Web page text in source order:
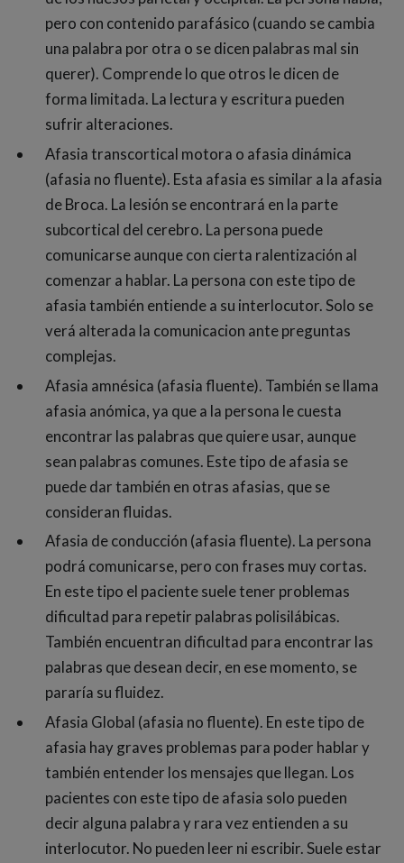
pero con contenido parafásico (cuando se cambia
una palabra por otra o se dicen palabras mal sin
querer). Comprende lo que otros le dicen de
forma limitada. La lectura y escritura pueden
sufrir alteraciones.
Afasia transcortical motora o afasia dinámica
(afasia no fluente). Esta afasia es similar a la afasia
de Broca. La lesión se encontrará en la parte
subcortical del cerebro. La persona puede
comunicarse aunque con cierta ralentización al
comenzar a hablar. La persona con este tipo de
afasia también entiende a su interlocutor. Solo se
verá alterada la comunicacion ante preguntas
complejas.
Afasia amnésica (afasia fluente). También se llama
afasia anómica, ya que a la persona le cuesta
encontrar las palabras que quiere usar, aunque
sean palabras comunes. Este tipo de afasia se
puede dar también en otras afasias, que se
consideran fluidas.
Afasia de conducción (afasia fluente). La persona
podrá comunicarse, pero con frases muy cortas.
En este tipo el paciente suele tener problemas
dificultad para repetir palabras polisilábicas.
También encuentran dificultad para encontrar las
palabras que desean decir, en ese momento, se
pararía su fluidez.
Afasia Global (afasia no fluente). En este tipo de
afasia hay graves problemas para poder hablar y
también entender los mensajes que llegan. Los
pacientes con este tipo de afasia solo pueden
decir alguna palabra y rara vez entienden a su
interlocutor. No pueden leer ni escribir. Suele estar